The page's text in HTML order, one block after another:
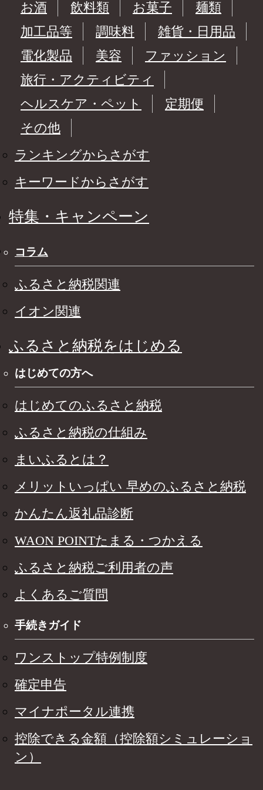
お酒 飲料類 お菓子
麺類
加工品等
調味料
雑貨・日用品
電化製品
美容
ファッション
旅行・アクティビティ
ヘルスケア・ペット
定期便
その他
ランキングからさがす
キーワードからさがす
特集・キャンペーン
コラム
ふるさと納税関連
イオン関連
ふるさと納税をはじめる
はじめての方へ
はじめてのふるさと納税
ふるさと納税の仕組み
まいふるとは？
メリットいっぱい 早めのふるさと納税
かんたん返礼品診断
WAON POINTたまる・つかえる
ふるさと納税ご利用者の声
よくあるご質問
手続きガイド
ワンストップ特例制度
確定申告
マイナポータル連携
控除できる金額（控除額シミュレーショ
ン）